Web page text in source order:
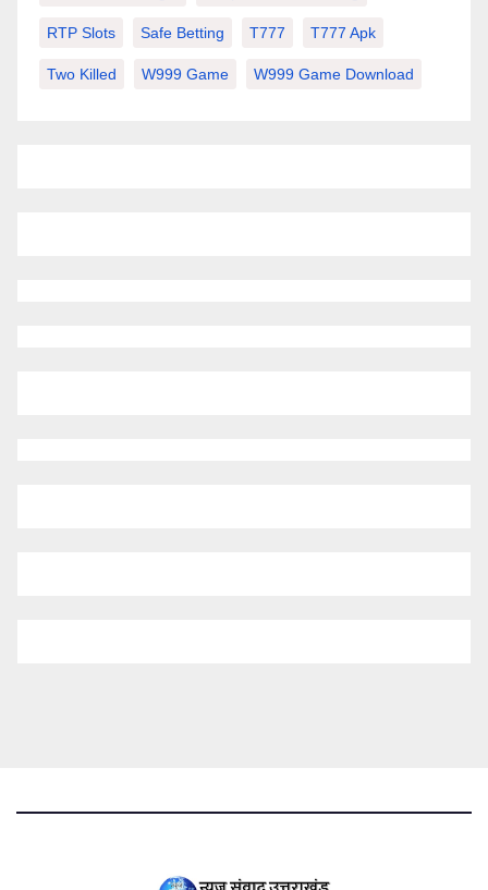
RTP Slots Safe Betting T777 T777 Apk
Two Killed W999 Game W999 Game Download